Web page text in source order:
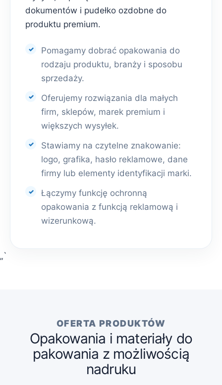
dokumentów i pudełko ozdobne do
produktu premium.
Pomagamy dobrać opakowania do
rodzaju produktu, branży i sposobu
sprzedaży.
Oferujemy rozwiązania dla małych
firm, sklepów, marek premium i
większych wysyłek.
Stawiamy na czytelne znakowanie:
logo, grafika, hasło reklamowe, dane
firmy lub elementy identyfikacji marki.
Łączymy funkcję ochronną
opakowania z funkcją reklamową i
wizerunkową.
„`
OFERTA PRODUKTÓW
Opakowania i materiały do
pakowania z możliwością
nadruku